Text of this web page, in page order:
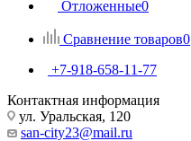
Отложенные0
Сравнение товаров0
+7-918-658-11-77
Контактная информация
ул. Уральская, 120
san-city23@mail.ru